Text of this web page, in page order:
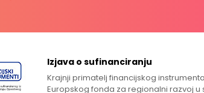
Izjava o sufinanciranju
Krajnji primatelj financijskog
Europskog fonda za regionalni razvoj